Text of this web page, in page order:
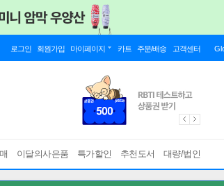
로그인 회원가입 마이페이지 카트 주문/배송 고객센터
이달의사은품 특가할인 추천도서 대량/법인